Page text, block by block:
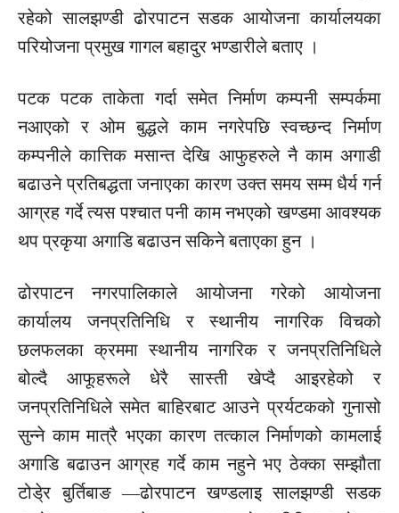
रहेको सालझण्डी ढोरपाटन सडक आयोजना कार्यालयका
परियोजना प्रमुख गागल बहादुर भण्डारीले बताए ।
पटक पटक ताकेता गर्दा समेत निर्माण कम्पनी सम्पर्कमा
नआएको र ओम बुद्धले काम नगरेपछि स्वच्छन्द निर्माण
कम्पनीले कात्तिकमसान्तदेखि आफुहरुलेनै कामअगाडी
बढाउने प्रतिबद्धता जनाएका कारण उक्त समय सम्म धैर्य गर्न
आग्रह गर्दे त्यस पश्चातपनी काम नभएको खण्डमा आवश्यक
थपप्रकृया अगाडिबढाउन सकिने बताएका हुन ।
ढोरपाटन नगरपालिकाले आयोजना गरेको आयोजना
कार्यालयजनप्रतिनिधिर स्थानीय नागरिकविचको
छलफलका क्रममा स्थानीय नागरिक रजनप्रतिनिधिले
बोल्दैआफूहरूलेधेरैसास्तीखेप्दै आइरहेको र
जनप्रतिनिधिलेसमेत बाहिरबाट आउनेप्रर्यटककोगुनासो
सुन्ने काम मात्रै भएका कारण तत्काल निर्माणको कामलाई
अगाडिबढाउन आग्रह गर्दे काम नहुने भए ठेक्का सम्झौता
टोडे्र बुर्तिबाङ —ढोरपाटन खण्डलाइ सालझण्डी सडक